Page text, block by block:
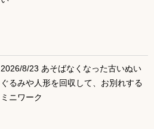
2026/8/23 あそばなくなった古いぬい
ぐるみや人形を回収して、お別れする
ミニワーク